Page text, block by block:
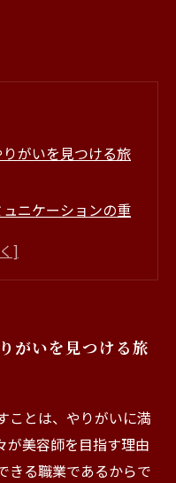
がいを見つける旅
ニケーションの重
に挑戦する喜び
：新たな発見の連
的アドバイス：次
の物語を描き続け
がいを見つける旅
ことは、やりがいに満
が美容師を目指す理由
きる職業であるからで